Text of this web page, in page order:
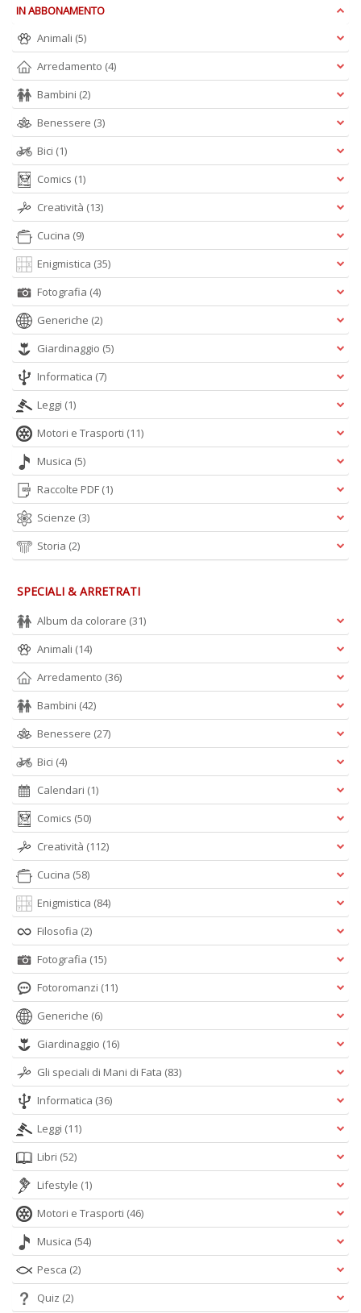
IN ABBONAMENTO
Animali (5)
Arredamento (4)
Bambini (2)
Benessere (3)
Bici (1)
Comics (1)
Creatività (13)
Cucina (9)
Enigmistica (35)
Fotografia (4)
Generiche (2)
Giardinaggio (5)
Informatica (7)
Leggi (1)
Motori e Trasporti (11)
Musica (5)
Raccolte PDF (1)
Scienze (3)
Storia (2)
SPECIALI & ARRETRATI
Album da colorare (31)
Animali (14)
Arredamento (36)
Bambini (42)
Benessere (27)
Bici (4)
Calendari (1)
Comics (50)
Creatività (112)
Cucina (58)
Enigmistica (84)
Filosofia (2)
Fotografia (15)
Fotoromanzi (11)
Generiche (6)
Giardinaggio (16)
Gli speciali di Mani di Fata (83)
Informatica (36)
Leggi (11)
Libri (52)
Lifestyle (1)
Motori e Trasporti (46)
Musica (54)
Pesca (2)
Quiz (2)